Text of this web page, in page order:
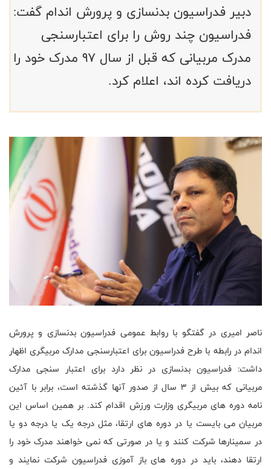
دبیر فدراسیون بدنسازی و پرورش اندام گفت:
فدراسیون چند روش را برای اعتبارسنجی
مدرک مربیانی که قبل از سال 97 مدرک خود را
دریافت کرده اند، اعلام کرد.
ناصر امیری در گفتگو با روابط عمومی فدراسیون بدنسازی و پرورش
اندام در رابطه با طرح فدراسیون برای اعتبارسنجی مدارک مربیگری اظهار
داشت: فدراسیون بدنسازی در نظر دارد برای اعتبار سنجی مدارک
مربیانی که بیش از 3 سال از صدور آنها گذشته است، برابر با آئین
نامه دوره های مربیگری وزارت ورزش اقدام کند. بر همین اساس این
مربیان می بایست یا در دوره های ارتقا، مثل درجه یک یا درجه دو یا
در سمینارها شرکت کنند و یا در صورتی که نمی خواهند مدرک خود را
ارتقا دهند، باید در دوره های باز آموزی فدراسیون شرکت نمایند و